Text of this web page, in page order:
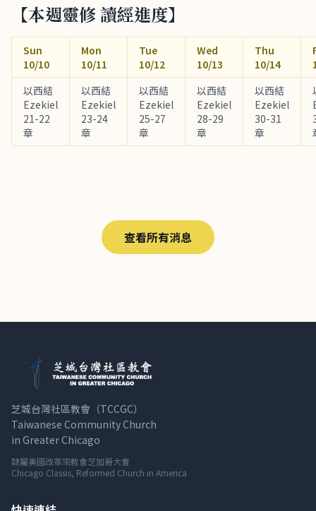
【本週靈修 讀經進度】
Sun
10/10
Mon
10/11
Tue
10/12
Wed
10/13
Thu
10/14
以西結
Ezekiel
21-22
章
以西結
Ezekiel
23-24
章
以西結
Ezekiel
25-27
章
以西結
Ezekiel
28-29
章
以西結
Ezekiel
30-31
章
查看所有消息
芝城台灣社區教會（TCCGC）
Taiwanese Community Church
in Greater Chicago
隸屬美國改革宗教會芝加哥大會
Chicago Classis, Reformed Church in America